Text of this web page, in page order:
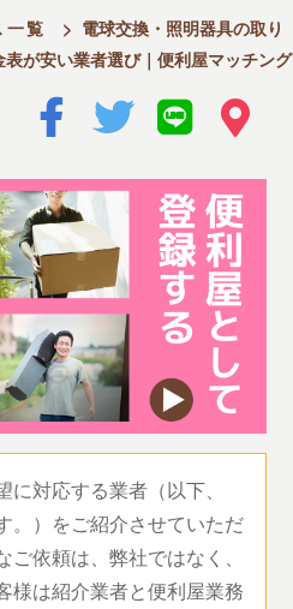
覧 > 電球交換・照明器具の取り
が安い業者選び｜便利屋マッチング
対応する業者（以下、
。）をご紹介させていただ
依頼は、弊社ではなく、
様は紹介業者と便利屋業務